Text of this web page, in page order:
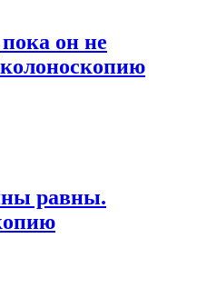
он не
равны.